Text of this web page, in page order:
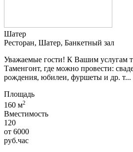
Шатер
Ресторан, Шатер, Банкетный зал
Уважаемые гости! К Вашим услугам
Таменгонт, где можно провести:
рождения, юбилеи, фуршеты и др. т...
Площадь
160 м2
Вместимость
120
от 6000
руб.час